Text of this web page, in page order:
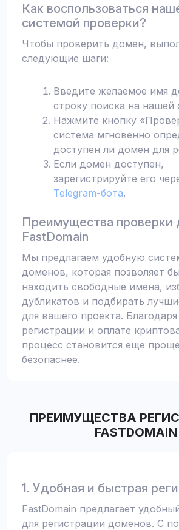
Как воспользоваться
системой проверки?
Чтобы проверить домен,
следующие шаги:
Введите желаемое имя
строку поиска на нашей
Нажмите кнопку
система мгновенно
доступен ли домен для
Если домен доступен,
зарегистрируйте его
Telegram-бота.
Преимущества проверки
FastDomain
Мы предлагаем удобную
доменов, которая позволяет
находить свободные имена,
дубликатов и подбирать
для вашего проекта.
регистрации и оплате
процесс становится еще
безопаснее.
ПРЕИМУЩЕСТВА
FASTDOMAIN
1. Удобная и быстрая
FastDomain предлагает
для регистрации доменов. С